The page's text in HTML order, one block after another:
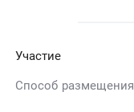
Участие
Способ размещения